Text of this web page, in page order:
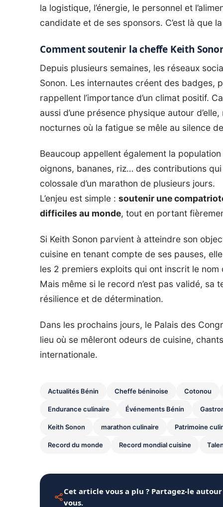
la logistique, l’énergie, le personnel et
candidate et de ses sponsors. C’est là que
Comment soutenir la cheffe Keith
Depuis plusieurs semaines, les réseaux
Sonon. Les internautes créent des badges,
rappellent l’importance d’un climat positif.
aussi d’une présence physique autour
nocturnes où la fatigue se mêle au silence
Beaucoup appellent également la
oignons, bananes, riz… des contributions
colossale d’un marathon de plusieurs jours.
L’enjeu est simple : soutenir une
difficiles au monde, tout en portant
Si Keith Sonon parvient à atteindre son
cuisine en tenant compte de ses pauses,
les 2 premiers exploits qui ont inscrit le
Mais même si le record n’est pas validé,
résilience et de détermination.
Dans les prochains jours, le Palais des
lieu où se mêleront odeurs de cuisine,
internationale.
Actualités Bénin Cheffe béninoise Cotonou
Endurance culinaire Événements Bénin
Keith Sonon marathon culinaire Patrimoine
Record du monde Record mondial cuisine
Cet article vous a plu ? Partagez-le
vous.